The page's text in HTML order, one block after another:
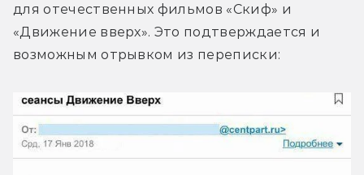
для отечественных фильмов «Скиф» и
«Движение вверх». Это подтверждается и
возможным отрывком из переписки: